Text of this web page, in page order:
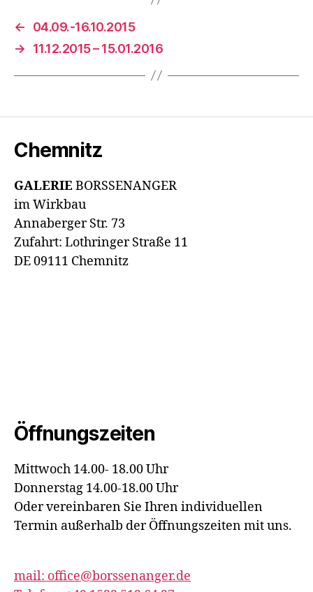
←
04.09.-16.10.2015
→
11.12.2015 – 15.01.2016
Chemnitz
GALERIEBORSSENANGER
im Wirkbau
Annaberger Str. 73
Zufahrt: Lothringer Straße 11
DE 09111 Chemnitz
Öffnungszeiten
Mittwoch 14.00- 18.00 Uhr
Donnerstag 14.00-18.00 Uhr
Oder vereinbaren Sie Ihren individuellen
Termin außerhalb der Öffnungszeiten mit uns.
mail: office@borssenanger.de